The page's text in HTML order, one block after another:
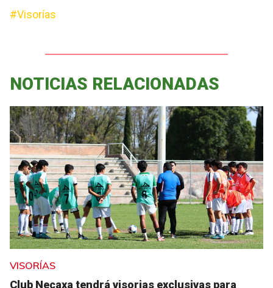
#Visorías
NOTICIAS RELACIONADAS
VISORÍAS
Club Necaxa tendrá visorias exclusivas para